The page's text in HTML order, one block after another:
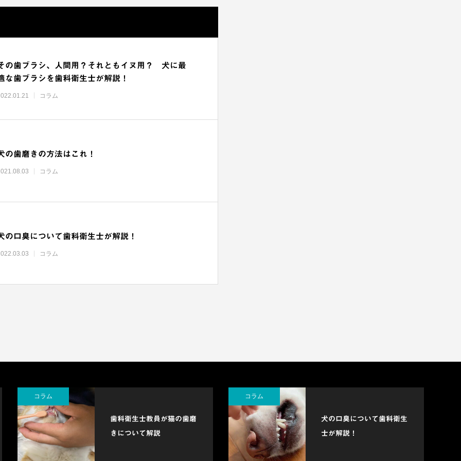
の歯ブラシ、人間用？それともイヌ用？ 犬に最
な歯ブラシを歯科衛生士が解説！
コラム
の歯磨きの方法はこれ！
コラム
の口臭について歯科衛生士が解説！
コラム
コラム
歯科衛生士教員が猫の歯磨
きについて解説
コラム
犬の口臭について歯科衛生
士が解説！